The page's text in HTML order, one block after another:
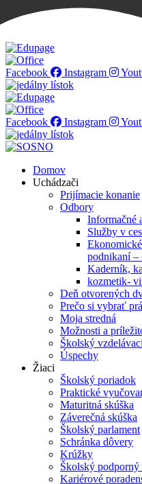
SOŠ podnikania a služieb -
Facebook Instagram
Facebook Instagram
Domov
Uchádzači
Prijímacie konanie
Odbory
Informačné
Služby v
podnikaní –
Kaderník,
kozmetik-
Deň otvorených
Prečo si vybrať
Moja stredná
Možnosti a
Školský
Úspechy
Žiaci
Školský poriadok
Praktické
Maturitná skúška
Záverečná skúška
Školský parlament
Schránka dôvery
Krúžky
Školský podporný
Kariérové